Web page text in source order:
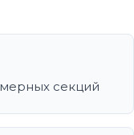
секций